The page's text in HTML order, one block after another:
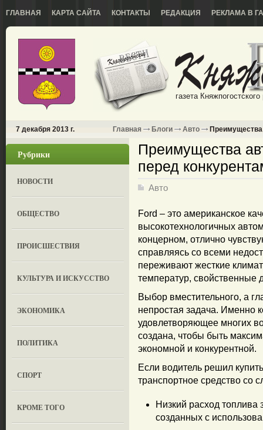
ГЛАВНАЯ КАРТА САЙТА КОНТАКТЫ РЕДАКЦИЯ РЕКЛАМА В
газета
7 декабря 2013 г. Главная Блоги Авто Преимущества
Рубрики
НОВОСТИ
ОБЩЕСТВО
ПРОИСШЕСТВИЯ
КУЛЬТУРА И ИСКУССТВО
ЭКОНОМИКА
ПОЛИТИКА
СПОРТ
КРОМЕ ТОГО
Преимущества
перед
Авто
Ford – это американское
высокотехнологичных
концерном, отлично
справляясь со всеми
переживают жесткие
температур, свойственные
Выбор вместительного, а
непростая задача. Именно
удовлетворяющее многих
создана, чтобы быть
экономной и конкурентной.
Если водитель решил
транспортное средство со
Низкий расход топлива
созданных с